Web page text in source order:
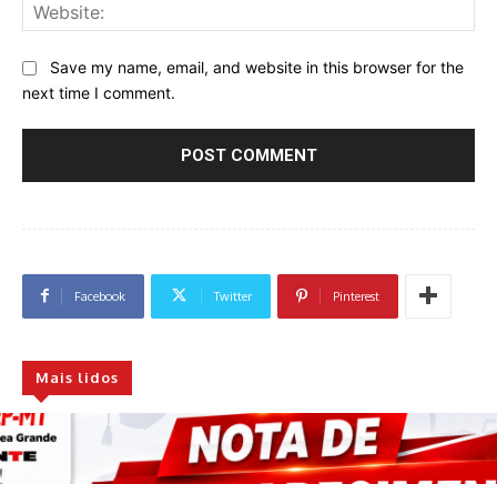
Save my name, email, and website in this browser for the
next time I comment.
Facebook Twitter Pinterest
Mais lidos